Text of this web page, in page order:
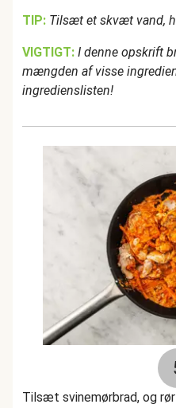
TIP: Tilsæt et skvæt vand,
VIGTIGT: I denne opskrift
mængden af visse
ingredienslisten!
Tilsæt svinemørbrad, og